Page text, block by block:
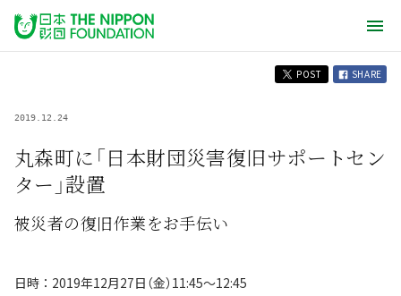
POST SHARE
2019.12.24
丸森町に「日本財団災害復旧サポートセン
ター」設置
被災者の復旧作業をお手伝い
日時：2019年12月27日（金）11:45～12:45